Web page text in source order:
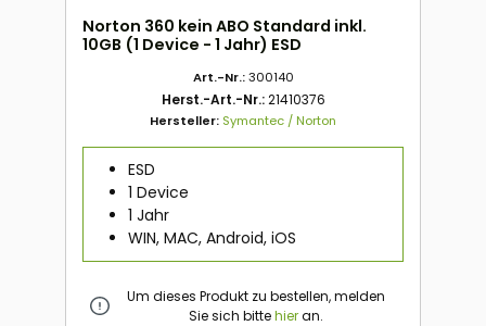
Norton 360 kein ABO Standard inkl.
10GB (1 Device - 1 Jahr) ESD
Art.-Nr.:300140
Herst.-Art.-Nr.:21410376
Hersteller: Symantec / Norton
ESD
1 Device
1 Jahr
WIN, MAC, Android, iOS
Um dieses Produkt zu bestellen, melden
Sie sich bittehieran.